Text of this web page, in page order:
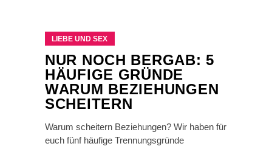
LIEBE UND SEX
NUR NOCH BERGAB: 5
HÄUFIGE GRÜNDE
WARUM BEZIEHUNGEN
SCHEITERN
Warum scheitern Beziehungen? Wir haben für
euch fünf häufige Trennungsgründe